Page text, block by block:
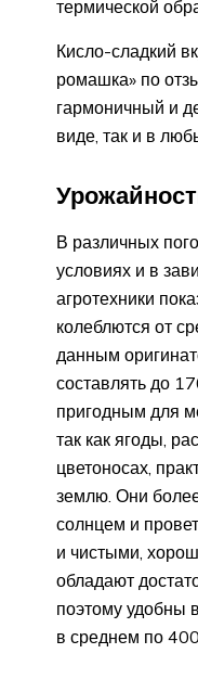
термической
Кисло-сладкий
ромашка» по
гармоничный и
виде, так и в
В различных
условиях и в
агротехники
колеблются от
данным
составлять до
пригодным для
так как ягоды,
цветоносах,
землю. Они
солнцем и
и чистыми,
обладают
поэтому удобны
в среднем по